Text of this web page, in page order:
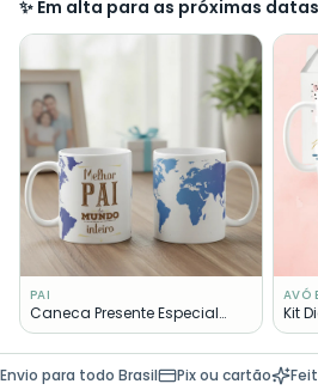
✨ Em alta para as próximas datas
PAI
Caneca Presente Especial
Familia Melhor Pai Mundo
AVÓ
Kit
e
Envio para todo Brasil Pix ou cartão